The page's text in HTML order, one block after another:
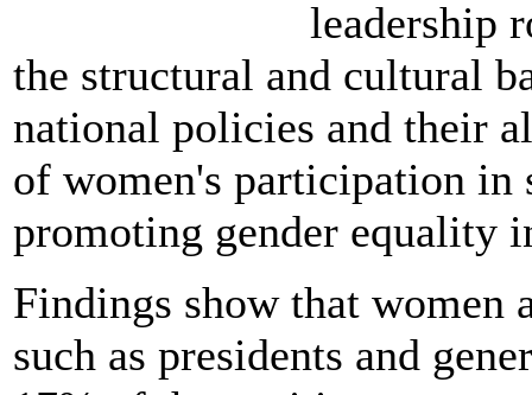
leadership
the structural and cultural
national policies and their
of women's participation in
promoting gender equality
Findings show that women
such as presidents and